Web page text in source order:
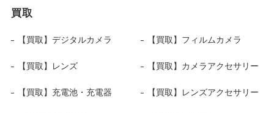
買取
【買取】デジタルカメラ 【買取】フィルムカメラ
【買取】レンズ 【買取】カメラアクセサリー
【買取】充電池・充電器 【買取】レンズアクセサリー